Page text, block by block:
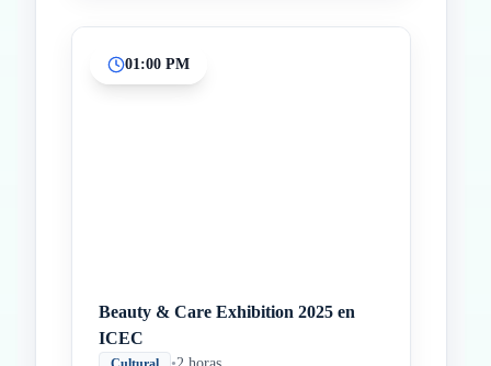
01:00 PM
Beauty & Care Exhibition 2025 en
ICEC